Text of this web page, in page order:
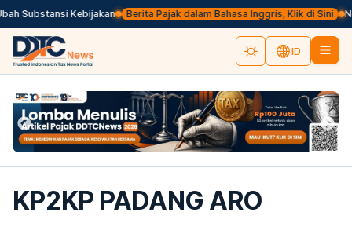
Substansi Kebijakan Berita Pajak dalam Bahasa Inggris, Klik di Sini
ID
KP2KP PADANG ARO